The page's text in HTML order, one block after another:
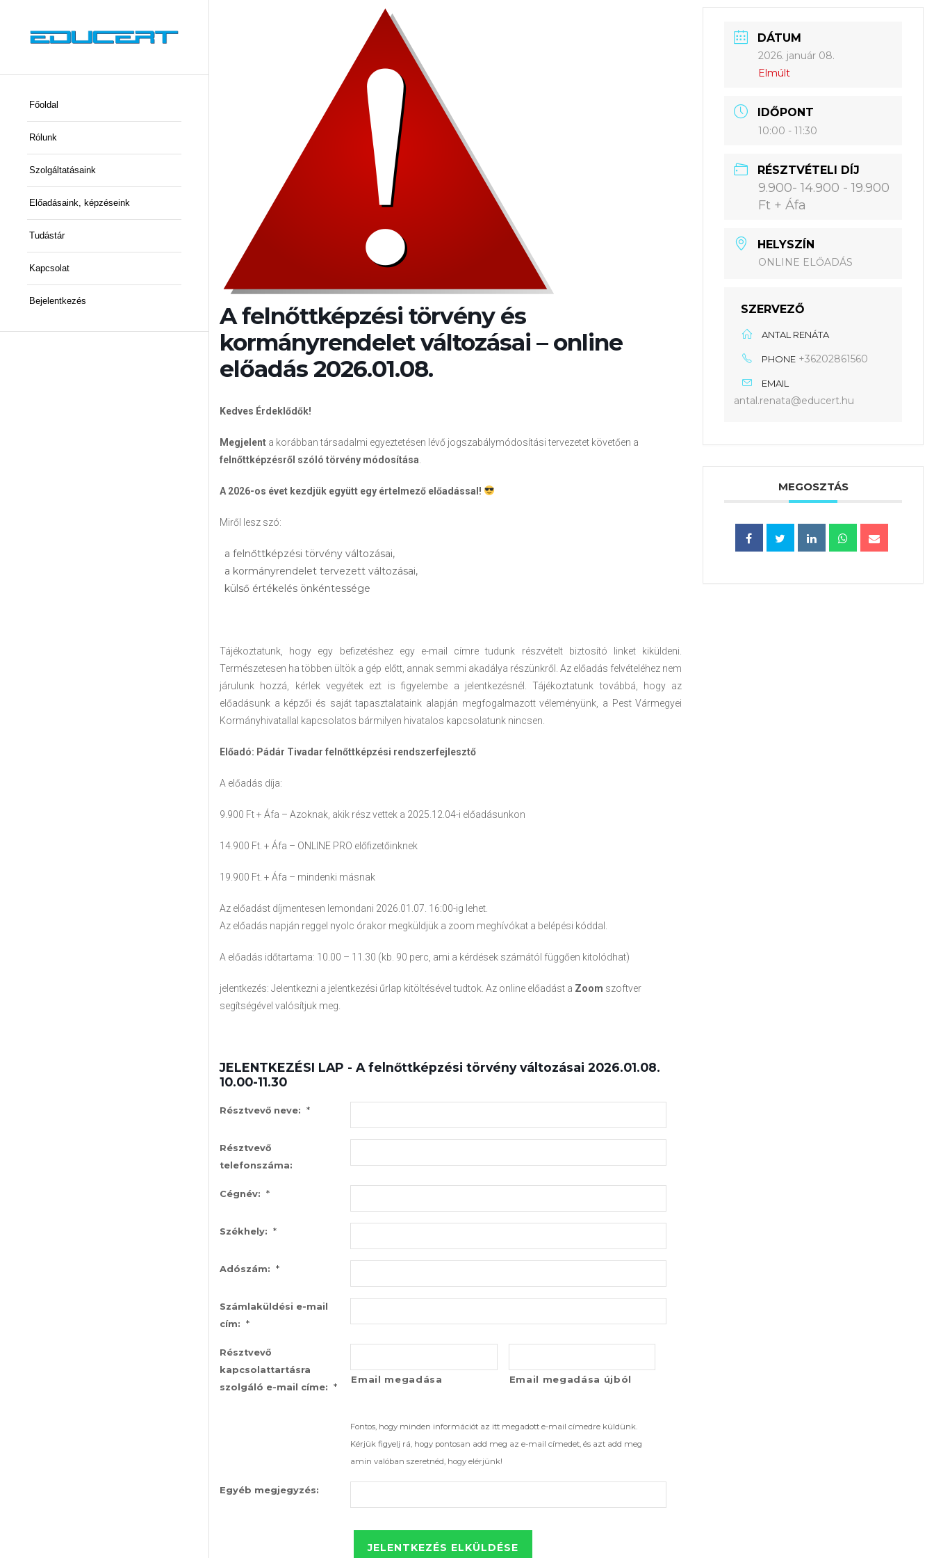
Főoldal
Rólunk
Szolgáltatásaink
Előadásaink, képzéseink
Tudástár
Kapcsolat
Bejelentkezés
A felnőttképzési törvény és
kormányrendelet változásai – online
előadás 2026.01.08.
Kedves Érdeklődők!
Megjelent a korábban társadalmi egyeztetésen lévő jogszabálymódosítási tervezetet követően a
felnőttképzésről szóló törvény módosítása
A 2026-os évet kezdjük együtt egy értelmező előadással!
Miről lesz szó:
a felnőttképzési törvény változásai,
a kormányrendelet tervezett változásai,
külső értékelés önkéntessége
Tájékoztatunk, hogy egy befizetéshez egy e-mail címre tudunk részvételt biztosító linket kiküldeni.
Természetesen ha többen ültök a gép előtt, annak semmi akadálya részünkről. Az előadás felvételéhez nem
járulunk hozzá, kérlek vegyétek ezt is figyelembe a jelentkezésnél. Tájékoztatunk továbbá, hogy az
előadásunk a képzői és saját tapasztalataink alapján megfogalmazott véleményünk, a Pest Vármegyei
Kormányhivatallal kapcsolatos bármilyen hivatalos kapcsolatunk nincsen.
Előadó: Pádár Tivadar felnőttképzési rendszerfejlesztő
A előadás díja:
9.900 Ft + Áfa – Azoknak, akik rész vettek a 2025.12.04-i előadásunkon
14.900 Ft. + Áfa – ONLINE PRO előfizetőinknek
19.900 Ft. + Áfa – mindenki másnak
Az előadást díjmentesen lemondani 2026.01.07. 16:00-ig lehet.
Az előadás napján reggel nyolc órakor megküldjük a zoom meghívókat a belépési kóddal.
A előadás időtartama: 10.00 – 11.30 (kb. 90 perc, ami a kérdések számától függően kitolódhat)
jelentkezés: Jelentkezni a jelentkezési űrlap kitöltésével tudtok. Az online előadást a Zoom szoftver
segítségével valósítjuk meg.
JELENTKEZÉSI LAP - A felnőttképzési törvény változásai 2026.01.08.
10.00-11.30
Résztvevő neve: *
Résztvevő
telefonszáma:
Cégnév: *
Székhely: *
Adószám: *
Számlaküldési e-mail
cím: *
Résztvevő
kapcsolattartásra
szolgáló e-mail címe: *
Email megadása Email megadása újból
Fontos, hogy minden információt az itt megadott e-mail címedre küldünk.
Kérjük figyelj rá, hogy pontosan add meg az e-mail címedet, és azt add meg
amin valóban szeretnéd, hogy elérjünk!
Egyéb megjegyzés:
DÁTUM
2026. január 08.
Elmúlt
IDŐPONT
10:00 - 11:30
RÉSZTVÉTELI DÍJ
9.900- 14.900 - 19.900
Ft + Áfa
HELYSZÍN
ONLINE ELŐADÁS
SZERVEZŐ
ANTAL RENÁTA
PHONE +36202861560
EMAIL
antal.renata@educert.hu
MEGOSZTÁS